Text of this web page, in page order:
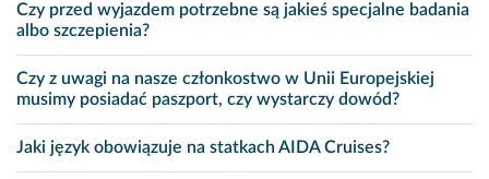
Czy przed wyjazdem potrzebne są jakieś specjalne badania
albo szczepienia?
Czy z uwagi na nasze członkostwo w Unii Europejskiej
musimy posiadać paszport, czy wystarczy dowód?
Jaki język obowiązuje na statkach AIDA Cruises?